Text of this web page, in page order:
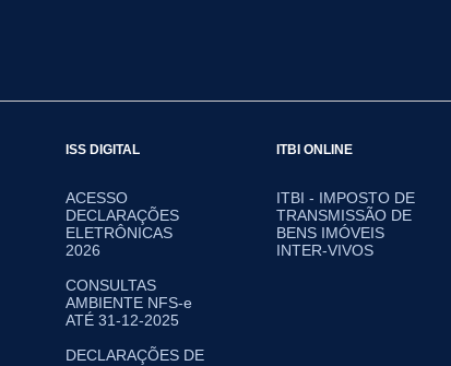
ISS DIGITAL
ACESSO
DECLARAÇÕES
ELETRÔNICAS
2026
CONSULTAS
AMBIENTE NFS-e
ATÉ 31-12-2025
DECLARAÇÕES DE
ITBI ONLINE
ITBI - IMPOSTO DE
TRANSMISSÃO DE
BENS IMÓVEIS
INTER-VIVOS